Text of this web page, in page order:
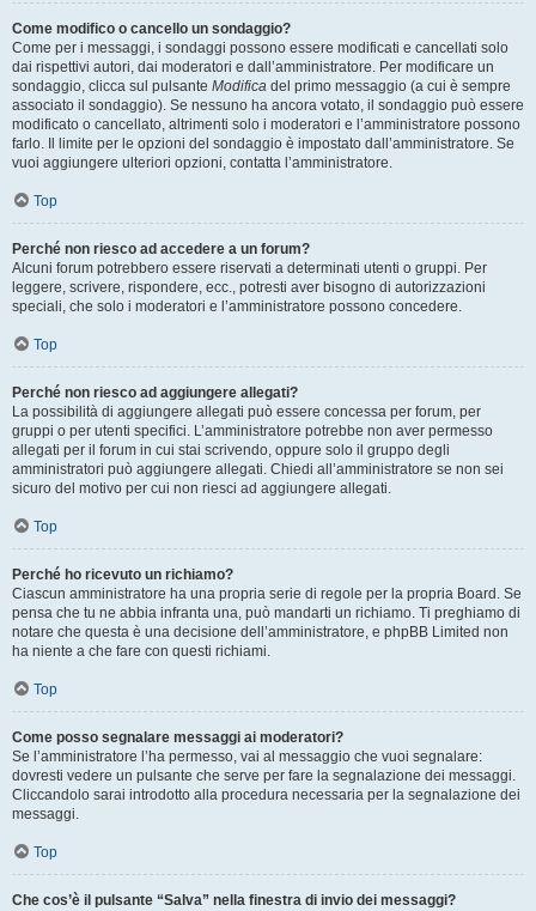
Come modifico o cancello un sondaggio?
Come per i messaggi, i sondaggi possono essere modificati e cancellati solo
dai rispettivi autori, dai moderatori e dall’amministratore. Per modificare un
sondaggio, clicca sul pulsante Modifica del primo messaggio (a cui è sempre
associato il sondaggio). Se nessuno ha ancora votato, il sondaggio può essere
modificato o cancellato, altrimenti solo i moderatori e l’amministratore possono
farlo. Il limite per le opzioni del sondaggio è impostato dall’amministratore. Se
vuoi aggiungere ulteriori opzioni, contatta l’amministratore.
Top
Perché non riesco ad accedere a un forum?
Alcuni forum potrebbero essere riservati a determinati utenti o gruppi. Per
leggere, scrivere, rispondere, ecc., potresti aver bisogno di autorizzazioni
speciali, che solo i moderatori e l’amministratore possono concedere.
Top
Perché non riesco ad aggiungere allegati?
La possibilità di aggiungere allegati può essere concessa per forum, per
gruppi o per utenti specifici. L’amministratore potrebbe non aver permesso
allegati per il forum in cui stai scrivendo, oppure solo il gruppo degli
amministratori può aggiungere allegati. Chiedi all’amministratore se non sei
sicuro del motivo per cui non riesci ad aggiungere allegati.
Top
Perché ho ricevuto un richiamo?
Ciascun amministratore ha una propria serie di regole per la propria Board. Se
pensa che tu ne abbia infranta una, può mandarti un richiamo. Ti preghiamo di
notare che questa è una decisione dell’amministratore, e phpBB Limited non
ha niente a che fare con questi richiami.
Top
Come posso segnalare messaggi ai moderatori?
Se l’amministratore l’ha permesso, vai al messaggio che vuoi segnalare:
dovresti vedere un pulsante che serve per fare la segnalazione dei messaggi.
Cliccandolo sarai introdotto alla procedura necessaria per la segnalazione dei
messaggi.
Top
Che cos’è il pulsante “Salva” nella finestra di invio dei messaggi?